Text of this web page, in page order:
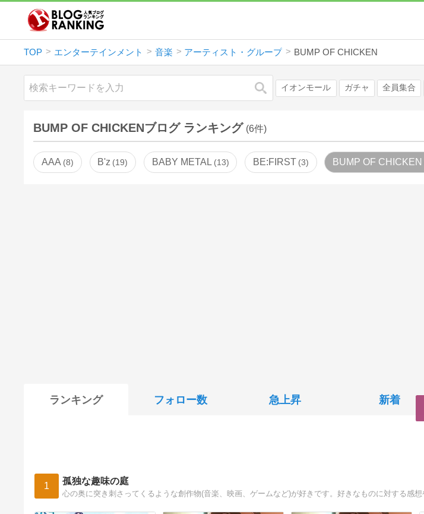
TOP エンターテインメント 音楽 アーティスト・グループ BUMP OF CHICKEN
検索 イオンモール ガチャ 全員集合
BUMP OF CHICKENブログ ランキング (6件)
AAA 8 B'z 19 BABY METAL 13 BE:FIRST 3 BUMP OF CHICKEN
ランキング フォロー数 急上昇 新着
1 孤独な趣味の庭